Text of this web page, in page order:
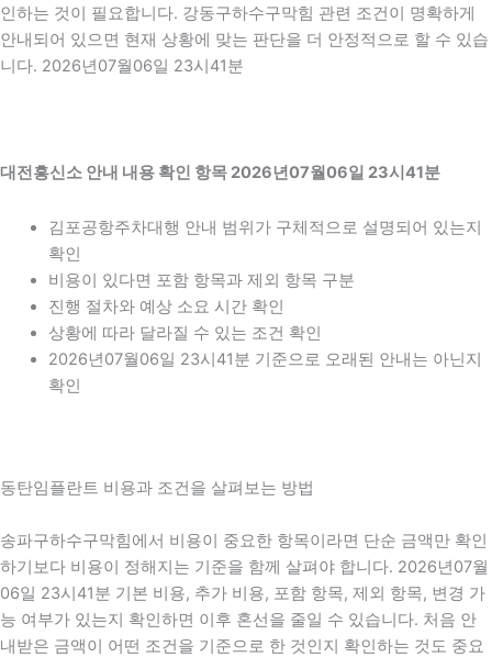
인하는 것이 필요합니다. 강동구하수구막힘 관련 조건이 명확하게
안내되어 있으면 현재 상황에 맞는 판단을 더 안정적으로 할 수 있습
니다. 2026년07월06일 23시41분
대전흥신소 안내 내용 확인 항목 2026년07월06일 23시41분
김포공항주차대행 안내 범위가 구체적으로 설명되어 있는지
확인
비용이 있다면 포함 항목과 제외 항목 구분
진행 절차와 예상 소요 시간 확인
상황에 따라 달라질 수 있는 조건 확인
2026년07월06일 23시41분 기준으로 오래된 안내는 아닌지
확인
동탄임플란트 비용과 조건을 살펴보는 방법
송파구하수구막힘에서 비용이 중요한 항목이라면 단순 금액만 확인
하기보다 비용이 정해지는 기준을 함께 살펴야 합니다. 2026년07월
06일 23시41분 기본 비용, 추가 비용, 포함 항목, 제외 항목, 변경 가
능 여부가 있는지 확인하면 이후 혼선을 줄일 수 있습니다. 처음 안
내받은 금액이 어떤 조건을 기준으로 한 것인지 확인하는 것도 중요